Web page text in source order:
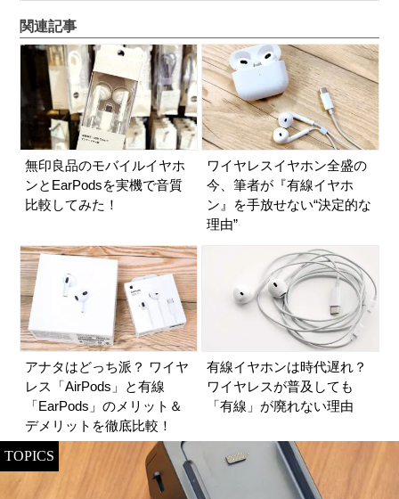
関連記事
無印良品のモバイルイヤホ
ンとEarPodsを実機で音質
比較してみた！
ワイヤレスイヤホン全盛の
今、筆者が『有線イヤホ
ン』を手放せない“決定的な
理由”
アナタはどっち派？ ワイヤ
レス「AirPods」と有線
「EarPods」のメリット＆
デメリットを徹底比較！
有線イヤホンは時代遅れ？
ワイヤレスが普及しても
「有線」が廃れない理由
TOPICS